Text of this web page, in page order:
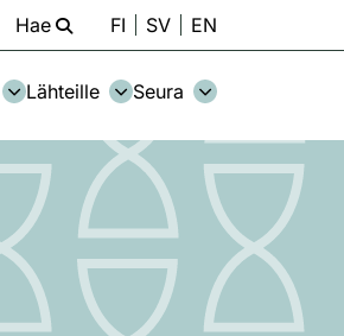
Hae FI SV EN
Lähteille Seura